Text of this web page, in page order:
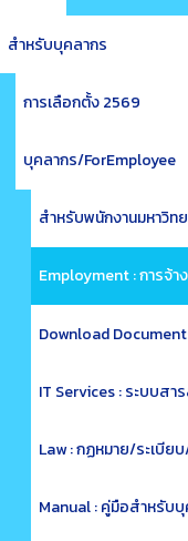
สำหรับบุคลากร
การเลือกตั้ง 2569
บุคลากร/ForEmployee
สำหรับพนักงานมหาวิท
Employment : การจ้
Download
IT Services : ระบบสา
Law : กฏหมาย/ระเบีย
Manual : คู่มือสำหรับ